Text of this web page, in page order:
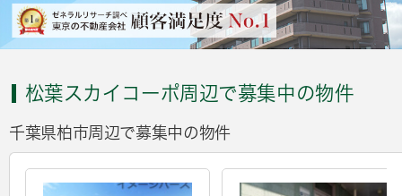
松葉スカイコーポ周辺で募集中の物件
千葉県柏市周辺で募集中の物件